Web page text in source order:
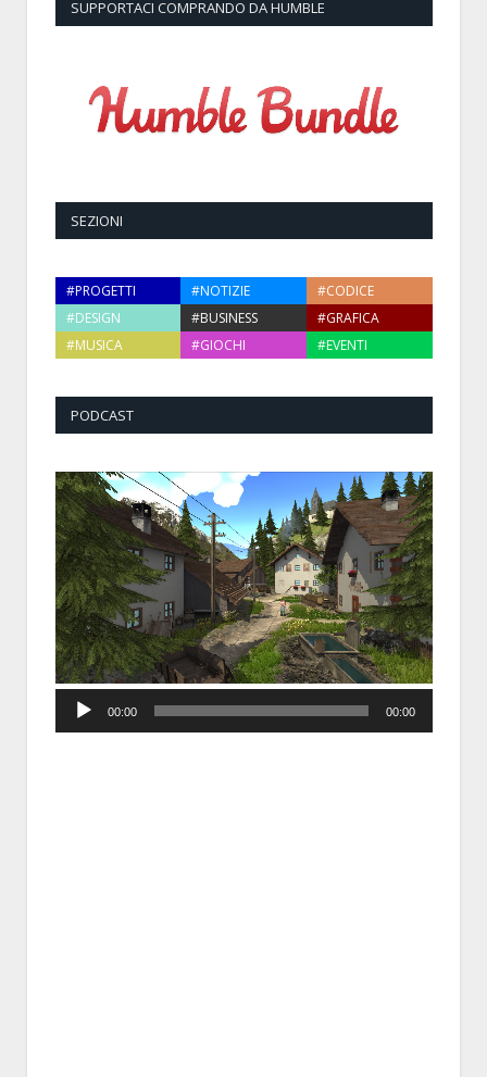
SUPPORTACI COMPRANDO DA HUMBLE
SEZIONI
#PROGETTI #NOTIZIE
#CODICE
#DESIGN
#BUSINESS
#GRAFICA
#MUSICA
#GIOCHI #EVENTI
PODCAST
Player
00:00 00:00